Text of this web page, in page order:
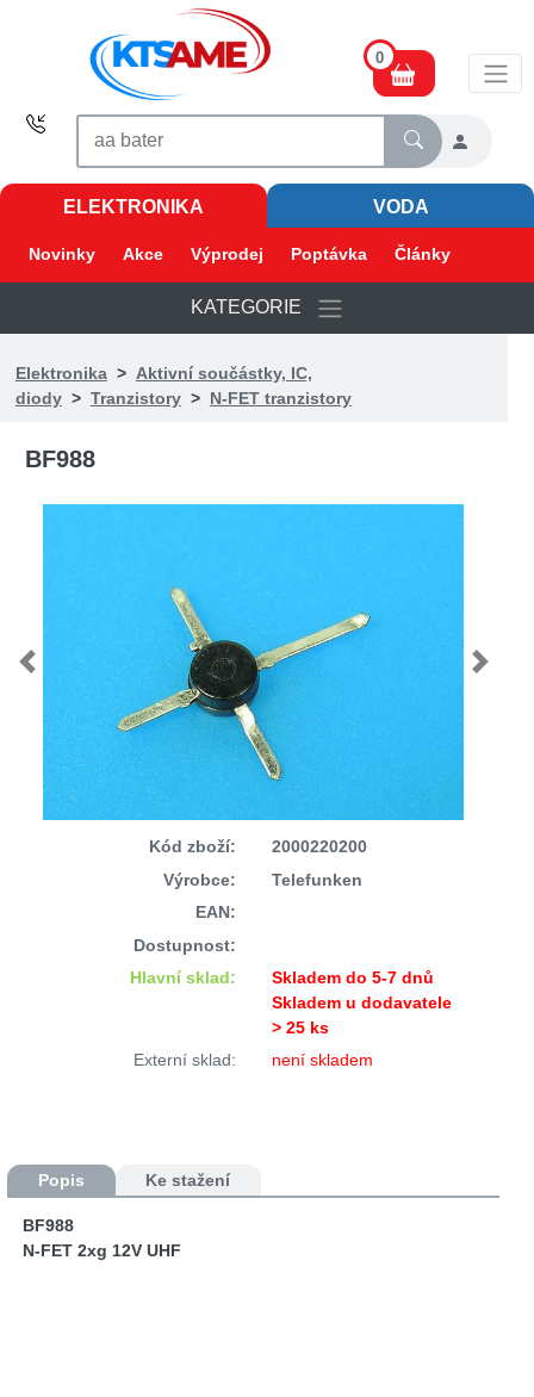
0
ELEKTRONIKA VODA
Novinky Akce Výprodej Poptávka Články
KATEGORIE
Elektronika> Aktivní součástky, IC,
diody> Tranzistory> N-FET tranzistory
BF988
Previous Next
Kód zboží:
2000220200
Výrobce:
Telefunken
EAN:
Dostupnost:
Hlavní sklad:
Skladem do 5-7 dnů
Skladem u dodavatele
> 25 ks
Externí sklad:
není skladem
Popis Ke stažení
BF988
N-FET 2xg 12V UHF